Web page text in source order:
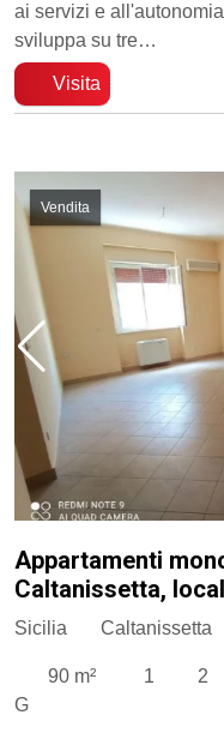
ai servizi e
sviluppa su tre…
Visita
Vendita
Appartamenti
Caltanissetta,
Sicilia Caltanissetta
90 m² 1 2
G